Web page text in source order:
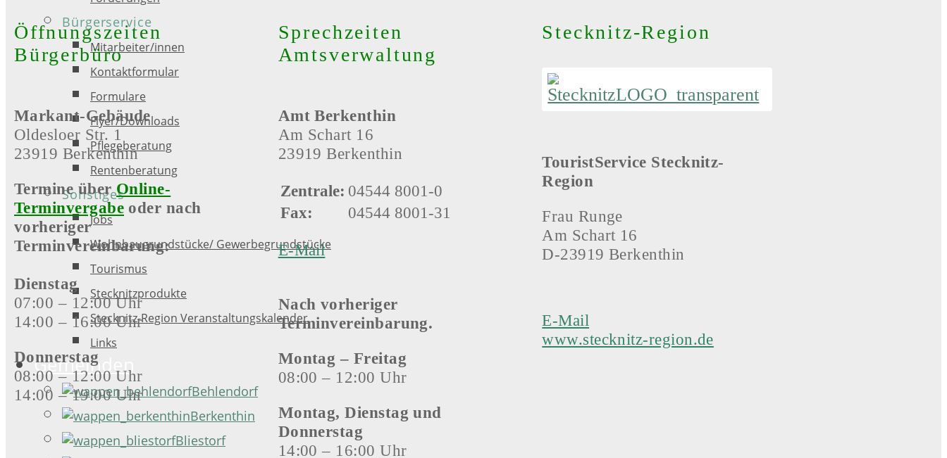
Bürgerservice
Mitarbeiter/innen
Kontaktformular
Formulare
Flyer/Downloads
Pflegeberatung
Rentenberatung
Sonstiges
Jobs
Wohnbaugrundstücke/ Gewerbegrundstücke
Tourismus
Stecknitzprodukte
Stecknitz-Region Veranstaltungskalender
Links
Gemeinden
Behlendorf
Berkenthin
Bliestorf
Öffnungszeiten
Bürgerbüro
Markant-Gebäude
Oldesloer Str. 1
23919 Berkenthin
Termine überOnline-
Terminvergabe oder nach
vorheriger
Terminvereinbarung:
Dienstag
07:00 – 12:00 Uhr
14:00 – 16:00 Uhr
Donnerstag
08:00 – 12:00 Uhr
14:00 – 19:00 Uhr
Sprechzeiten
Amtsverwaltung
Amt Berkenthin
Am Schart 16
23919 Berkenthin
Zentrale: 04544 8001-0
Fax:
04544 8001-31
E-Mail
Nach vorheriger
Terminvereinbarung.
Montag – Freitag
08:00 – 12:00 Uhr
Montag, Dienstag und
Donnerstag
14:00 – 16:00 Uhr
Stecknitz-Region
TouristService Stecknitz-
Region
Frau Runge
Am Schart 16
D-23919 Berkenthin
E-Mail
www.stecknitz-region.de